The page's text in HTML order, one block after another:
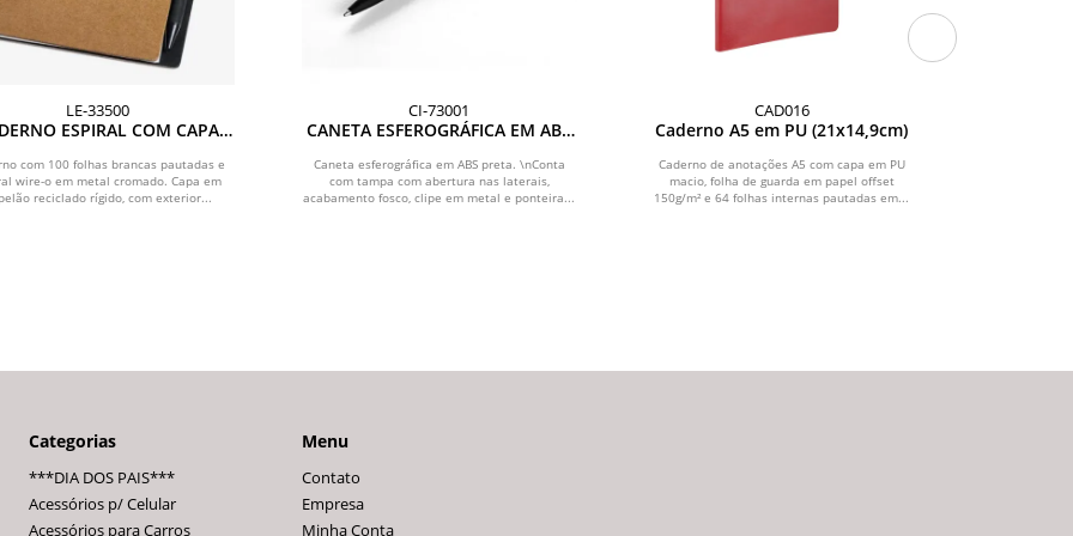
LE-33500
ESPIRAL COM CAPA
com 100 folhas brancas pautadas e
wire-o em metal cromado. Capa em
reciclado rígido, com exterior...
CI-73001
CANETA ESFEROGRÁFICA EM ABS
PRETA
Caneta esferográfica em ABS preta. \nConta
com tampa com abertura nas laterais,
acabamento fosco, clipe em metal e ponteira...
CAD016
Caderno A5 em PU (21x14,9cm)
Caderno de anotações A5 com capa em PU
macio, folha de guarda em papel offset
150g/m² e 64 folhas internas pautadas em...
Categorias
***DIA DOS PAIS***
Acessórios p/ Celular
Acessórios para Carros
Menu
Contato
Empresa
Minha Conta